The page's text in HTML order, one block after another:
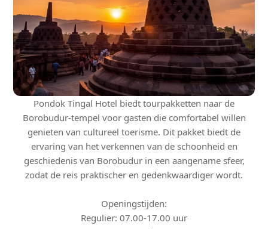
Pondok Tingal Hotel biedt tourpakketten naar de
Borobudur-tempel voor gasten die comfortabel willen
genieten van cultureel toerisme. Dit pakket biedt de
ervaring van het verkennen van de schoonheid en
geschiedenis van Borobudur in een aangename sfeer,
zodat de reis praktischer en gedenkwaardiger wordt.
Openingstijden:
Regulier: 07.00-17.00 uur